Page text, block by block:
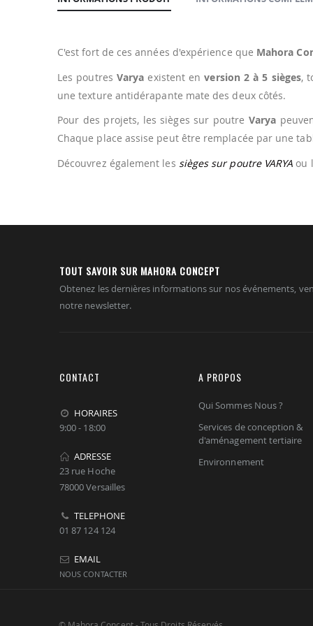
de
d’images
C'est fort de ces années d'expérience que Mahora
Les poutres Varya existent enversion 2 à 5 sièges,
une texture antidérapante mate des deux côtés.
Pour des projets, les sièges sur poutre Varya
Chaque place assise peut être remplacée par une
Découvrez également les sièges sur poutre VARYA ou
TOUT SAVOIR SUR MAHORA CONCEPT
Obtenez les dernières informations sur nos événements,
notre newsletter.
CONTACT
HORAIRES
9:00 - 18:00
ADRESSE
23 rue Hoche
78000 Versailles
TELEPHONE
01 87 124 124
EMAIL
NOUS CONTACTER
A PROPOS
Qui Sommes Nous ?
Services de conception &
d'aménagement tertiaire
Environnement